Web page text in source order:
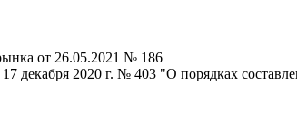
от 26.05.2021 № 186
декабря 2020 г. № 403 "О порядках